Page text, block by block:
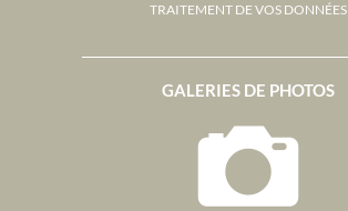
GALERIES DE PHOTOS
TRAITEMENT DE VOS DONNÉES